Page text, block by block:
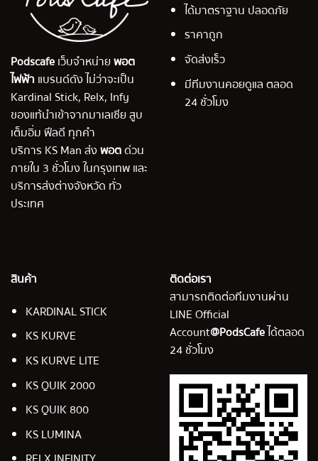
Podscafeเว็บจำหน่ายพอต
ไฟฟ้า แบรนด์ดัง ไม่ว่าจะเป็น
Kardinal Stick, Relx, Infy
ของแท้นำเข้าจากมาเลเซีย สูบ
เต็มอิ่ม ฟีลดี ทุกคำ
บริการ KS Man ส่งพอตด่วน
ภายใน 3 ชั่วโมง ในกรุงเทพ และ
บริการส่งต่างจังหวัด ทั่ว
ประเทศ
ได้มาตราฐาน ปลอดภัย
ราคาถูก
จัดส่งเร็ว
มีทีมงานคอยดูแล ตลอด
24 ชั่วโมง
สินค้า
KARDINAL STICK
KS KURVE
KS KURVE LITE
KS QUIK 2000
KS QUIK 800
KS LUMINA
ติดต่อเรา
สามารถติดต่อทีมงานผ่าน
LINE Official
Account@PodsCafeได้ตลอด
24 ชั่วโมง